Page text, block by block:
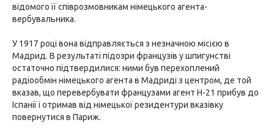
відомого її співрозмовникам німецького агента-
вербувальника.
У 1917 році вона відправляється з незначною місією в
Мадрид. В результаті підозри французів у шпигунстві
остаточно підтвердилися: ними був перехоплений
радіообмін німецького агента в Мадриді з центром, де той
вказав, що перевербувати французами агент H-21 прибув до
Іспанії і отримав від німецької резидентури вказівку
повернутися в Париж.